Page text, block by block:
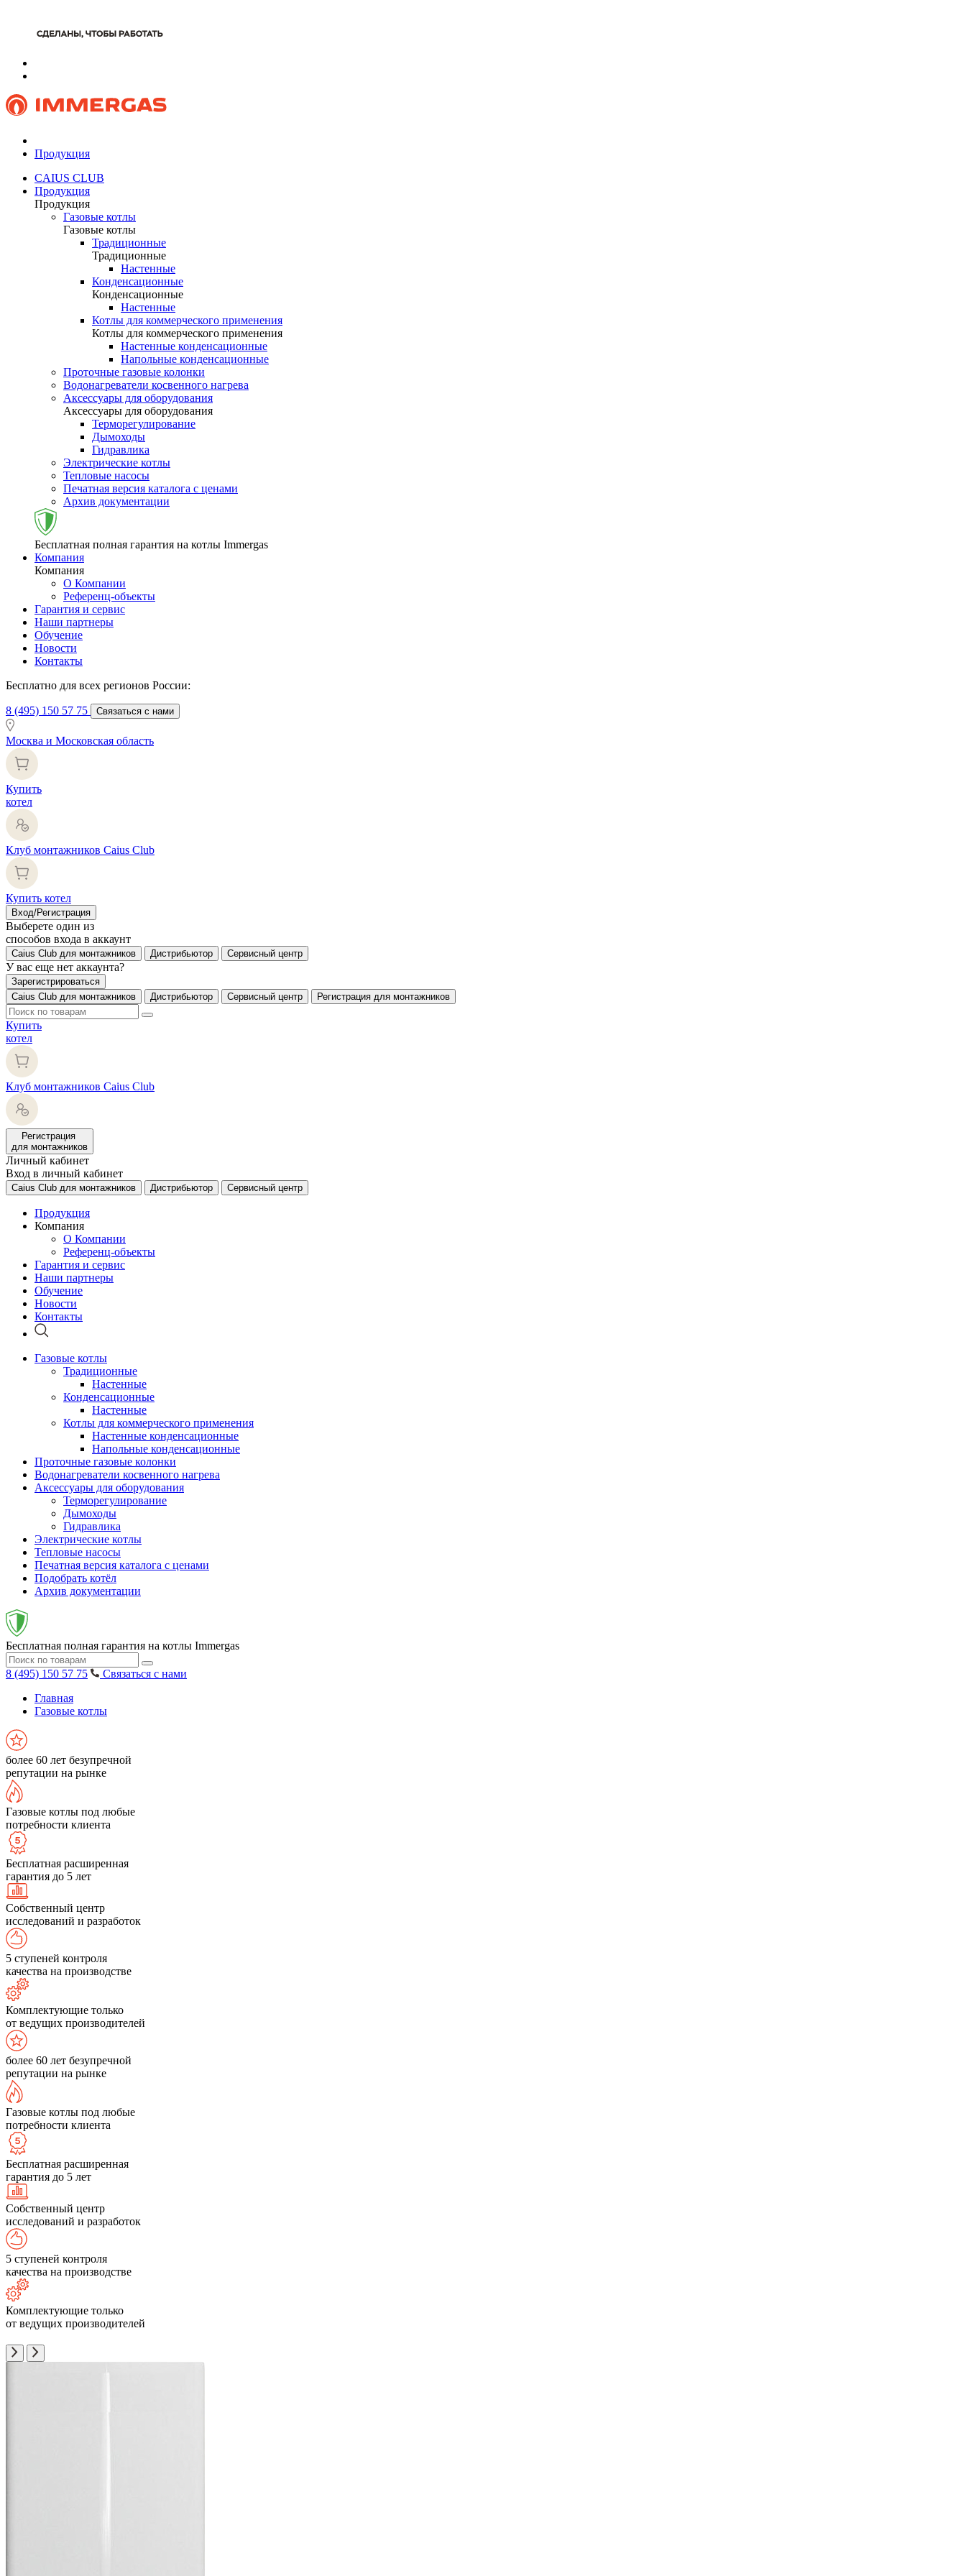
Продукция
CAIUS CLUB
Продукция
Продукция
Газовые котлы
Газовые котлы
Традиционные
Традиционные
Настенные
Конденсационные
Конденсационные
Настенные
Котлы для коммерческого применения
Котлы для коммерческого применения
Настенные конденсационные
Напольные конденсационные
Проточные газовые колонки
Водонагреватели косвенного нагрева
Аксессуары для оборудования
Аксессуары для оборудования
Терморегулирование
Дымоходы
Гидравлика
Электрические котлы
Тепловые насосы
Печатная версия каталога с ценами
Архив документации
Бесплатная полная гарантия на котлы Immergas
Компания
Компания
О Компании
Референц-объекты
Гарантия и сервис
Наши партнеры
Обучение
Новости
Контакты
Бесплатно для всех регионов России:
8 (495) 150 57 75 Связаться с нами
Москва и Московская область
Купить
котел
Клуб монтажников Caius Club
Купить котел
Вход/Регистрация
Выберете один из
способов входа в аккаунт
Caius Club для монтажников Дистрибьютор Сервисный центр
У вас еще нет аккаунта?
Зарегистрироваться
Caius Club для монтажников
Дистрибьютор Сервисный центр Регистрация для монтажников
Купить
котел
Клуб монтажников Caius Club
Регистрация
для монтажников
Личный кабинет
Вход в личный кабинет
Caius Club для монтажников Дистрибьютор Сервисный центр
Продукция
Компания
О Компании
Референц-объекты
Гарантия и сервис
Наши партнеры
Обучение
Новости
Контакты
Газовые котлы
Традиционные
Настенные
Конденсационные
Настенные
Котлы для коммерческого применения
Настенные конденсационные
Напольные конденсационные
Проточные газовые колонки
Водонагреватели косвенного нагрева
Аксессуары для оборудования
Терморегулирование
Дымоходы
Гидравлика
Электрические котлы
Тепловые насосы
Печатная версия каталога с ценами
Подобрать котёл
Архив документации
Бесплатная полная гарантия на котлы Immergas
8 (495) 150 57 75
Связаться с нами
Главная
Газовые котлы
более 60 лет безупречной
репутации на рынке
Газовые котлы под любые
потребности клиента
Бесплатная расширенная
гарантия до 5 лет
Собственный центр
исследований и разработок
5 ступеней контроля
качества на производстве
Комплектующие только
от ведущих производителей
более 60 лет безупречной
репутации на рынке
Газовые котлы под любые
потребности клиента
Бесплатная расширенная
гарантия до 5 лет
Собственный центр
исследований и разработок
5 ступеней контроля
качества на производстве
Комплектующие только
от ведущих производителей